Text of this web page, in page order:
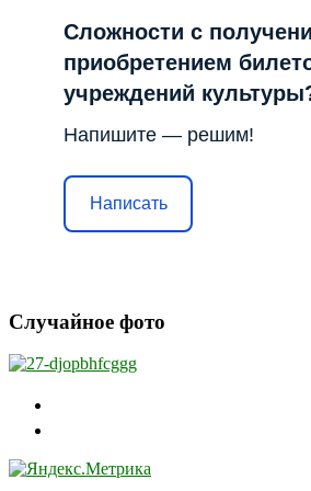
Сложности с
приобретением
учреждений
Напишите — решим!
Написать
Случайное фото